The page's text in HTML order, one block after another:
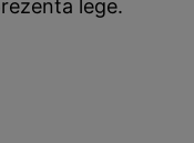
lege.